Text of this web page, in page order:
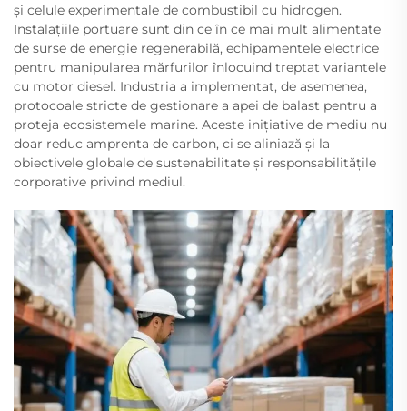
și celule experimentale de combustibil cu hidrogen.
Instalațiile portuare sunt din ce în ce mai mult alimentate
de surse de energie regenerabilă, echipamentele electrice
pentru manipularea mărfurilor înlocuind treptat variantele
cu motor diesel. Industria a implementat, de asemenea,
protocoale stricte de gestionare a apei de balast pentru a
proteja ecosistemele marine. Aceste inițiative de mediu nu
doar reduc amprenta de carbon, ci se aliniază și la
obiectivele globale de sustenabilitate și responsabilitățile
corporative privind mediul.